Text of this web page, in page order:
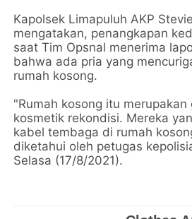
Kapolsek Limapuluh AKP
mengatakan, penangkapan
saat Tim Opsnal menerima
bahwa ada pria yang
rumah kosong.
"Rumah kosong itu
kosmetik rekondisi. Mereka
kabel tembaga di rumah
diketahui oleh petugas
Selasa (17/8/2021).